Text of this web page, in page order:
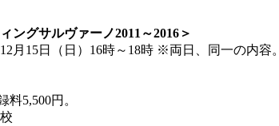
ングサルヴァーノ2011～2016＞
月15日（日）16時～18時 ※両日、同一の内容。
5,500円。